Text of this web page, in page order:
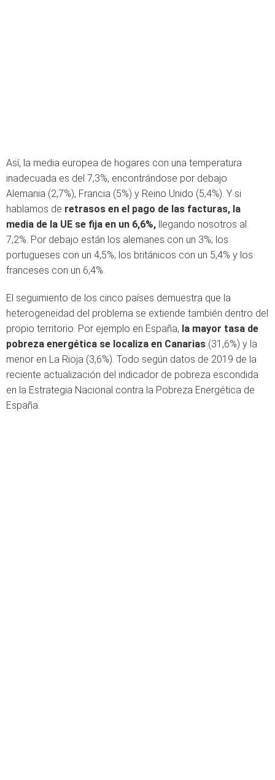
Así, la media europea de hogares con una temperatura
inadecuada es del 7,3%, encontrándose por debajo
Alemania (2,7%), Francia (5%) y Reino Unido (5,4%). Y si
hablamos de retrasos en el pago de las facturas, la
media de la UE se fija en un 6,6%, llegando nosotros al
7,2%. Por debajo están los alemanes con un 3%; los
portugueses con un 4,5%; los británicos con un 5,4% y los
franceses con un 6,4%.
El seguimiento de los cinco países demuestra que la
heterogeneidad del problema se extiende también dentro del
propio territorio. Por ejemplo en España, la mayor tasa de
pobreza energética se localiza en Canarias (31,6%) y la
menor en La Rioja (3,6%). Todo según datos de 2019 de la
reciente actualización del indicador de pobreza escondida
en la Estrategia Nacional contra la Pobreza Energética de
España.